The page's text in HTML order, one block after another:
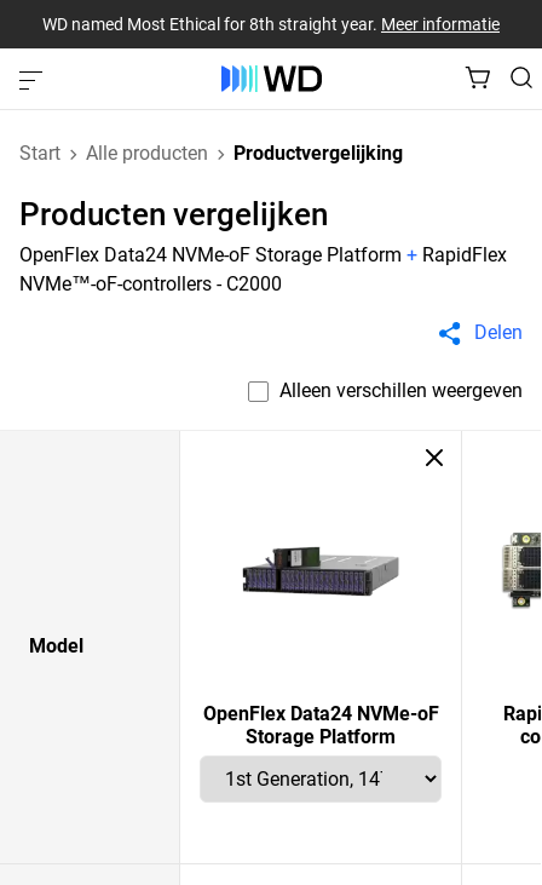
WD named Most Ethical for 8th straight year. Meer informatie
Start Alle producten Productvergelijking
Producten vergelijken
OpenFlex Data24 NVMe-oF Storage Platform + RapidFlex
NVMe™-oF-controllers - C2000
Delen
Alleen verschillen weergeven
Model
OpenFlex Data24 NVMe-oF
Storage Platform